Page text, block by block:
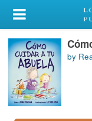
My Account
Library Card
Sign In
Search
by